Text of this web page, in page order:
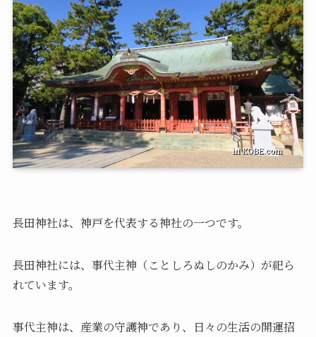
長田神社は、神戸を代表する神社の一つです。
長田神社には、事代主神（ことしろぬしのかみ）が祀ら
れています。
事代主神は、産業の守護神であり、日々の生活の開運招